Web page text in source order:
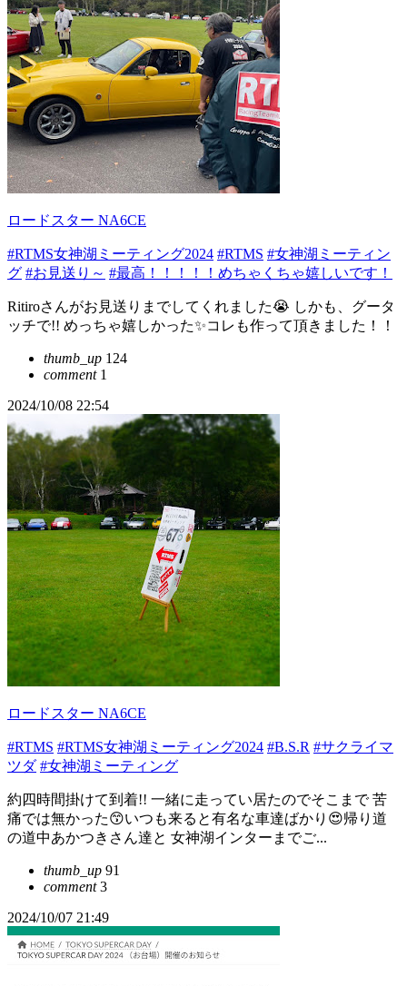
ロードスター NA6CE
#RTMS女神湖ミーティング2024 #RTMS #女神湖ミーティン
グ #お見送り～ #最高！！！！！めちゃくちゃ嬉しいです！
Ritiroさんがお見送りまでしてくれました😭 しかも、グータ
ッチで!! めっちゃ嬉しかった✨コレも作って頂きました！！
thumb_up 124
comment1
2024/10/08 22:54
ロードスター NA6CE
#RTMS #RTMS女神湖ミーティング2024 #B.S.R #サクライマ
ツダ #女神湖ミーティング
約四時間掛けて到着!! 一緒に走ってい居たのでそこまで 苦
痛では無かった😙いつも来ると有名な車達ばかり😍帰り道
の道中あかつきさん達と 女神湖インターまでご...
thumb_up 91
comment3
2024/10/07 21:49